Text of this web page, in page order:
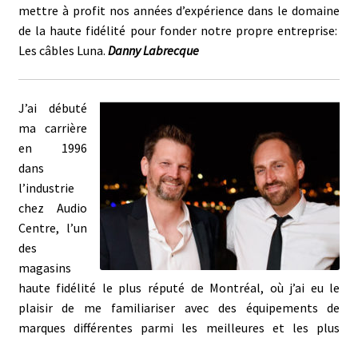
mettre à profit nos années d’expérience dans le domaine
de la haute fidélité pour fonder notre propre entreprise:
Les câbles Luna. Danny Labrecque
J’ai débuté
ma carrière
en 1996
dans
l’industrie
chez Audio
Centre, l’un
des
magasins
haute fidélité le plus réputé de Montréal, où j’ai eu le
plaisir de me familiariser avec des équipements de
marques différentes parmi les meilleures et les plus